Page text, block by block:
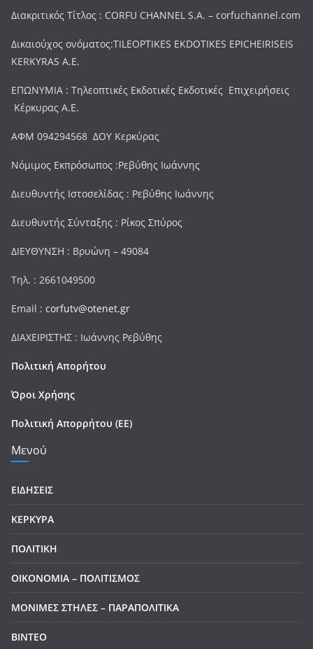
Διακριτικός Τίτλος : CORFU CHANNEL S.A. – corfuchannel.com
Δικαιούχος ονόματος:TILEOPTIKES EKDOTIKES EPICHEIRISEIS
KERKYRAS A.E.
ΕΠΩΝΥΜΙΑ : Τηλεοπτικές Εκδοτικές Εκδοτικές Επιχειρήσεις
Κέρκυρας Α.Ε.
ΑΦΜ 094294568 ΔΟΥ Κερκύρας
Νόμιμος Εκπρόσωπος :Ρεβύθης Ιωάννης
Διευθυντής Ιστοσελίδας : Ρεβύθης Ιωάννης
Διευθυντής Σύνταξης : Ρίκος Σπύρος
ΔΙΕΥΘΥΝΣΗ : Βρυώνη – 49084
Τηλ. : 2661049500
Email : corfutv@otenet.gr
ΔΙΑΧΕΙΡΙΣΤΗΣ : Ιωάννης Ρεβύθης
Πολιτική Απορήτου
Όροι Χρήσης
Πολιτική Απορρήτου (ΕΕ)
Μενού
ΕΙΔΗΣΕΙΣ
ΚΕΡΚΥΡΑ
ΠΟΛΙΤΙΚΗ
ΟΙΚΟΝΟΜΙΑ – ΠΟΛΙΤΙΣΜΟΣ
ΜΟΝΙΜΕΣ ΣΤΗΛΕΣ – ΠΑΡΑΠΟΛΙΤΙΚΑ
ΒΙΝΤΕΟ